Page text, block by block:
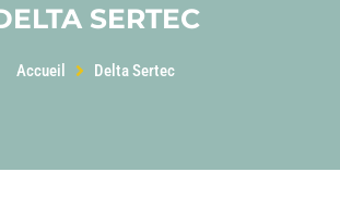
SERTEC
Accueil Delta Sertec